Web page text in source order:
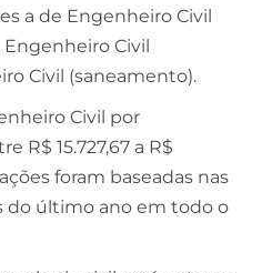
a de Engenheiro Civil
Engenheiro Civil
Civil (saneamento).
Civil por
R$ 15.727,67 a R$
foram baseadas nas
do último ano em todo o